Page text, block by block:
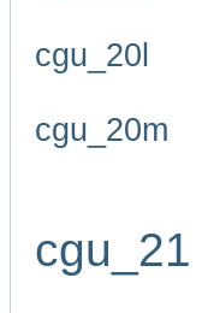
cgu_20l
cgu_20m
cgu_21